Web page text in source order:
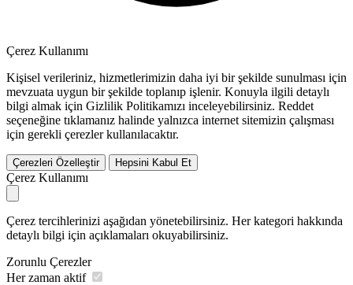
Çerez Kullanımı
Kişisel verileriniz, hizmetlerimizin daha iyi bir şekilde sunulması için
mevzuata uygun bir şekilde toplanıp işlenir. Konuyla ilgili detaylı
bilgi almak için Gizlilik Politikamızı inceleyebilirsiniz. Reddet
seçeneğine tıklamanız halinde yalnızca internet sitemizin çalışması
için gerekli çerezler kullanılacaktır.
Çerezleri Özelleştir Hepsini Kabul Et
Çerez Kullanımı
Çerez tercihlerinizi aşağıdan yönetebilirsiniz. Her kategori hakkında
detaylı bilgi için açıklamaları okuyabilirsiniz.
Zorunlu Çerezler
Her zaman aktif